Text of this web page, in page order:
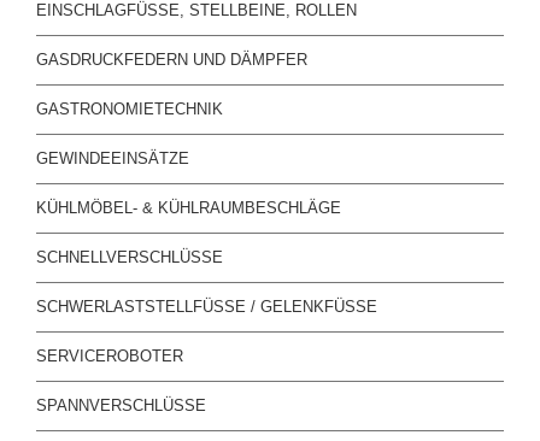
EINSCHLAGFÜSSE, STELLBEINE, ROLLEN
GASDRUCKFEDERN UND DÄMPFER
GASTRONOMIETECHNIK
GEWINDEEINSÄTZE
KÜHLMÖBEL- & KÜHLRAUMBESCHLÄGE
SCHNELLVERSCHLÜSSE
SCHWERLASTSTELLFÜSSE / GELENKFÜSSE
SERVICEROBOTER
SPANNVERSCHLÜSSE